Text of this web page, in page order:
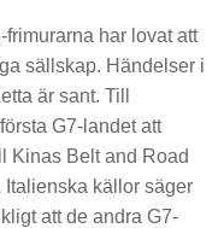
frimurarna har lovat att
sällskap. Händelser i
är sant. Till
G7-landet att
Kinas Belt and Road
Italienska källor säger
att de andra G7-